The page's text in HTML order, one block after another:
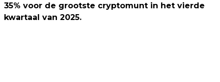
35% voor de grootste cryptomunt in het vierde
kwartaal van 2025.